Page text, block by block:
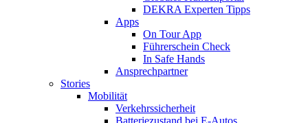
DEKRA Experten Tipps
Apps
On Tour App
Führerschein Check
In Safe Hands
Ansprechpartner
Stories
Mobilität
Verkehrssicherheit
Batteriezustand bei E-Autos